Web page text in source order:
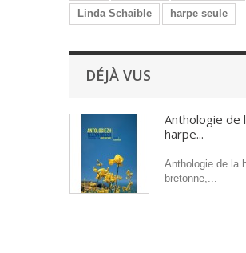
Linda Schaible
harpe seule
DÉJÀ VUS
Anthologie de
harpe...
Anthologie de la
bretonne,...